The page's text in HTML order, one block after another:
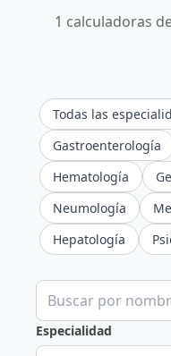
1 calculadoras
Todas las
Gastroenterología
Hematología
Neumología
Hepatología
Buscar calculadoras
Especialidad